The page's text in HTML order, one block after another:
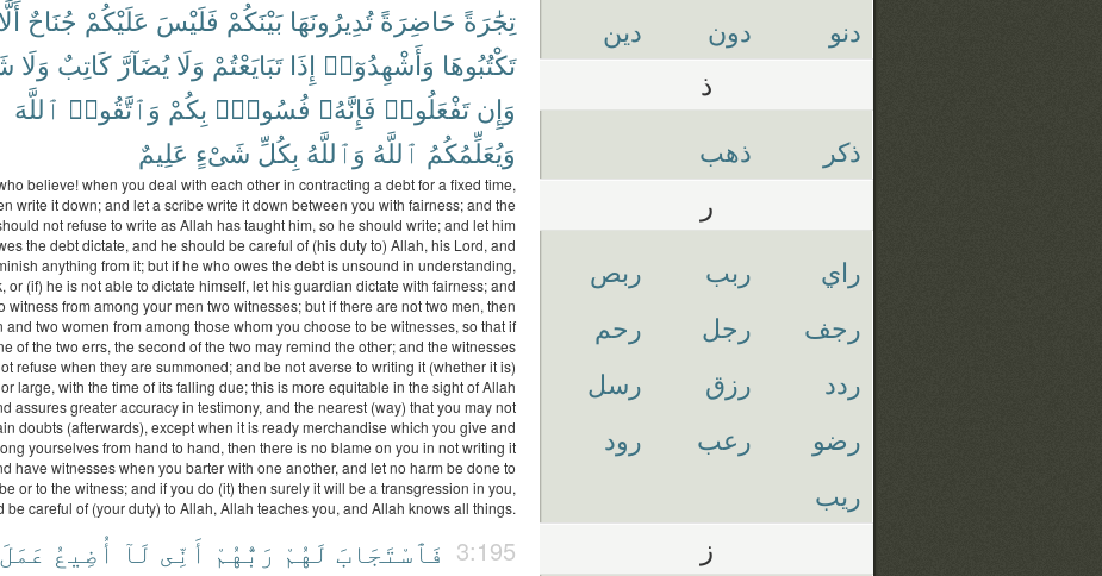
تِجَٰرَةً حَاضِرَةً تُدِيرُونَهَا بَيْنَكُمْ فَلَيْسَ عَلَيْكُمْ جُنَاحٌ أَلَّا
تَكْتُبُوهَا وَأَشْهِدُوٓا۟ إِذَا تَبَايَعْتُمْ وَلَا يُضَآرَّ كَاتِبٌ وَلَا
وَإِن تَفْعَلُوا۟ فَإِنَّهُۥ فُسُوقٌۢ بِكُمْ وَٱتَّقُوا۟ ٱللَّهَ
وَيُعَلِّمُكُمُ ٱللَّهُ وَٱللَّهُ بِكُلِّ شَىْءٍ عَلِيمٌ
believe! when you deal with each other in contracting a debt for a fixed time,
write it down; and let a scribe write it down between you with fairness; and the
not refuse to write as Allah has taught him, so he should write; and let him
the debt dictate, and he should be careful of (his duty to) Allah, his Lord, and
anything from it; but if he who owes the debt is unsound in understanding,
or (if) he is not able to dictate himself, let his guardian dictate with fairness; and
witness from among your men two witnesses; but if there are not two men, then
and two women from among those whom you choose to be witnesses, so that if
of the two errs, the second of the two may remind the other; and the witnesses
refuse when they are summoned; and be not averse to writing it (whether it is)
large, with the time of its falling due; this is more equitable in the sight of Allah
assures greater accuracy in testimony, and the nearest (way) that you may not
doubts (afterwards), except when it is ready merchandise which you give and
yourselves from hand to hand, then there is no blame on you in not writing it
have witnesses when you barter with one another, and let no harm be done to
or to the witness; and if you do (it) then surely it will be a transgression in you,
be careful of (your duty) to Allah, Allah teaches you, and Allah knows all things.
3:195 فَٱسْتَجَابَ لَهُمْ رَبُّهُمْ أَنِّى لَآ أُضِيعُ عَمَلَ
دنو
دون دين
ذ
ذكر ذهب
ر
راي ربب
ربص
رجف
رجل
رحم
ردد
رزق
رسل
رضو
رعب
رود
ريب
ز